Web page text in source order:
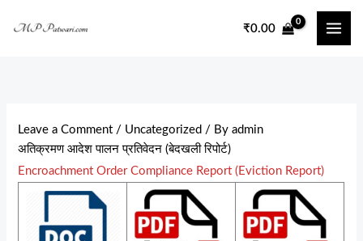
₹0.00
Leave a Comment / Uncategorized / Byadmin
अतिक्रमण आदेश पालन प्रतिवेदन (बेदखली रिपोर्ट)
Encroachment Order Compliance Report (Eviction Report)